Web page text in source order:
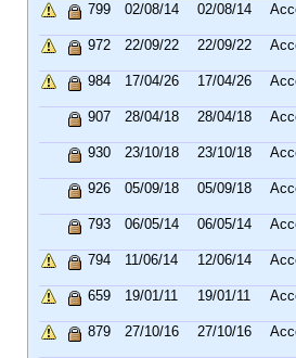
799 02/08/14 02/08/14
972 22/09/22 22/09/22
984 17/04/26 17/04/26
907 28/04/18 28/04/18
930 23/10/18 23/10/18
926 05/09/18 05/09/18
793 06/05/14 06/05/14
794 11/06/14 12/06/14
659 19/01/11 19/01/11
879 27/10/16 27/10/16